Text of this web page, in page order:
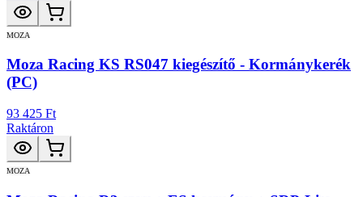
MOZA
Moza Racing KS RS047 kiegészítő - Kormánykerék
(PC)
93 425 Ft
Raktáron
MOZA